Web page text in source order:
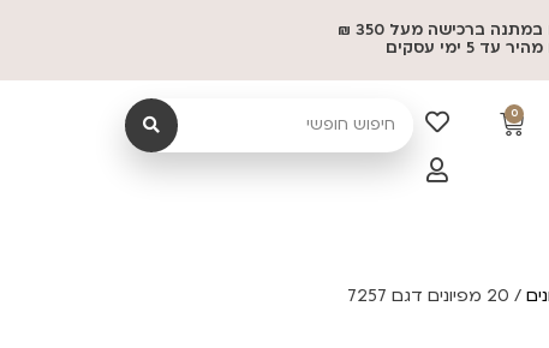
משלוח במתנה ברכישה מעל 350 ₪
עד 5 ימי עסקים
0
/ 20 מפיונים דגם 7257